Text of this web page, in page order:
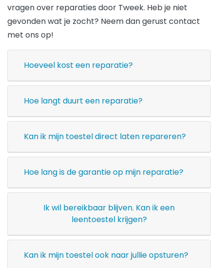
vragen over reparaties door Tweek. Heb je niet
gevonden wat je zocht? Neem dan gerust contact
met ons op!
Hoeveel kost een reparatie?
Hoe langt duurt een reparatie?
Kan ik mijn toestel direct laten repareren?
Hoe lang is de garantie op mijn reparatie?
Ik wil bereikbaar blijven. Kan ik een
leentoestel krijgen?
Kan ik mijn toestel ook naar jullie opsturen?